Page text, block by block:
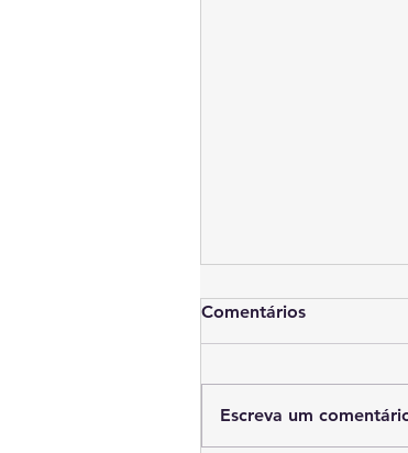
Comentários
Escreva um